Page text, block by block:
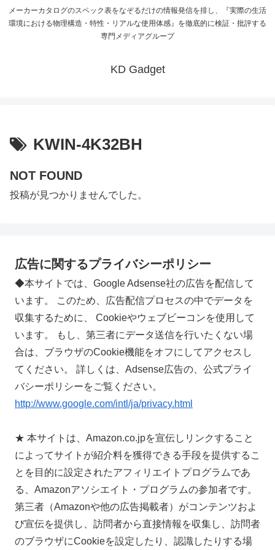
メーカーカタログのスペック表をなぞるだけの情報発信を排し、『実際の生活
環境における物理構造・特性・リアルな使用体感』を徹底的に検証・批評する
専門メディアグループ
KD Gadget
KWIN-4K32BH
NOT FOUND
投稿が見つかりませんでした。
広告に関するプライバシーポリシー
◆本サイトでは、Google Adsense社の広告を配信して
います。 このため、広告配信プロセスの中でデータを
収集するために、 Cookieやウェブビーコンを使用して
います。 もし、第三者にデータ送信を行いたくない場
合は、ブラウザのCookie機能をオフにしてアクセスし
てください。 詳しくは、Adsense広告の、公式プライ
バシーポリシーをご覧ください。
http://www.google.com/intl/ja/privacy.html
★ 本サイトは、Amazon.co.jpを宣伝しリンクすること
によってサイトが紹介料を獲得できる手段を提供するこ
とを目的に設定されたアフィリエイトプログラムであ
る、Amazonアソシエイト・プログラムの参加者です。
第三者（Amazonや他の広告掲載者）がコンテンツおよ
び宣伝を提供し、訪問者から直接情報を収集し、訪問者
のブラウザにCookieを設定したり、認識したりする場